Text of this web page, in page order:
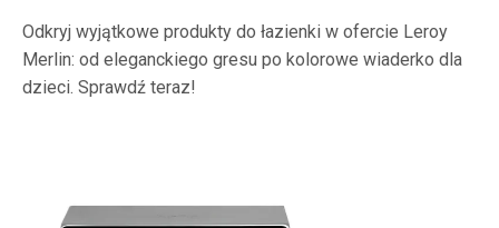
Odkryj wyjątkowe produkty do łazienki w ofercie Leroy
Merlin: od eleganckiego gresu po kolorowe wiaderko dla
dzieci. Sprawdź teraz!